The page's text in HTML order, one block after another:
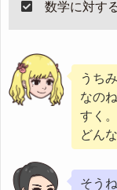
数学に対す
うち
なの
すく
どん
そう